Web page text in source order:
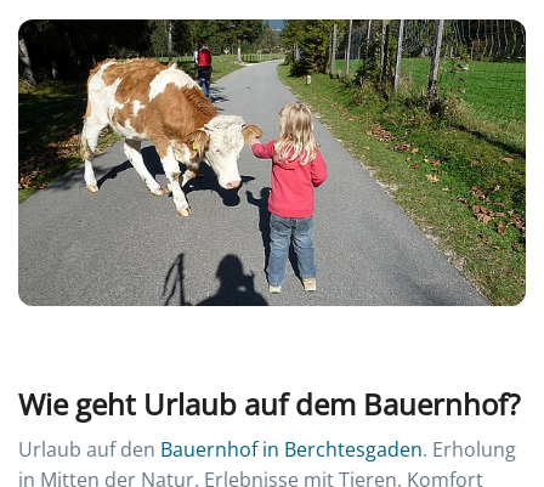
Wie geht Urlaub auf dem Bauernhof?
Urlaub auf den Bauernhof in Berchtesgaden. Erholung
in Mitten der Natur. Erlebnisse mit Tieren. Komfort